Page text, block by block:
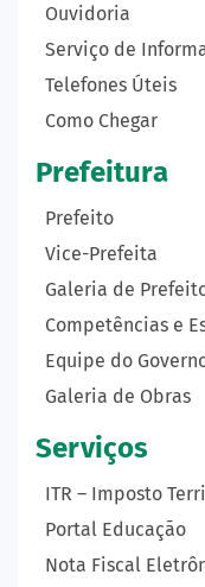
Ouvidoria
Serviço de
Telefones Úteis
Como Chegar
Prefeitura
Prefeito
Vice-Prefeita
Galeria de
Competências e
Equipe do
Galeria de Obras
Serviços
ITR – Imposto
Portal Educação
Nota Fiscal